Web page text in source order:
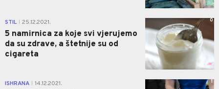
STIL 25.12.2021.
5 namirnica za koje svi vjerujemo
da su zdrave, a štetnije su od
cigareta
0
ISHRANA 14.12.2021. 1